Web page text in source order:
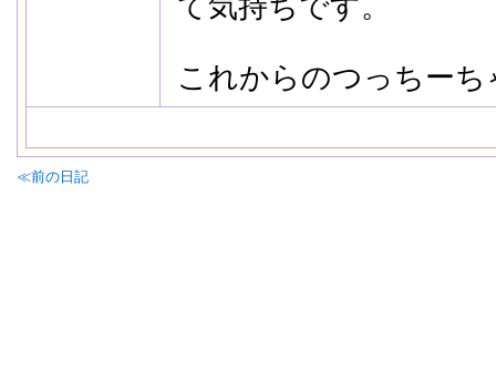
て気持ちです
これからのつっちー
≪前の日記